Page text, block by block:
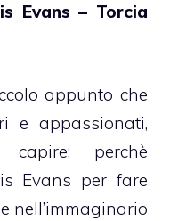
Evans – Torcia
appunto che
e appassionati,
perchè
Evans per fare
nell’immaginario